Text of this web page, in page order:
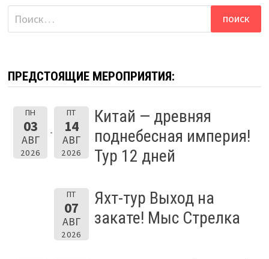
Найти:
ПРЕДСТОЯЩИЕ МЕРОПРИЯТИЯ:
ПН
03
АВГ
2026
ПТ
14
АВГ
2026
Китай — древняя
поднебесная империя!
Тур 12 дней
ПТ
07
АВГ
2026
Яхт-тур Выход на
закате! Мыс Стрелка